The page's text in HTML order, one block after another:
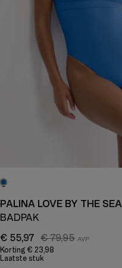
PALINA LOVE BY THE SEA
BADPAK
€ 55,97
€ 79,95
Korting € 23,98
Laatste stuk